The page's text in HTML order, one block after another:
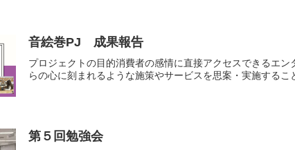
音絵巻PJ 成果報告
プロジェクトの目的消費者の感情に直接アクセスできるエ
らの心に刻まれるような施策やサービスを思案・実施する
第５回勉強会